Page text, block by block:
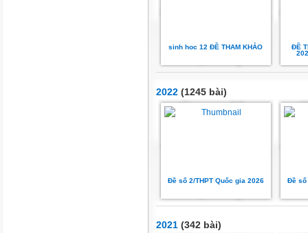
sinh hoc 12 ĐỀ THAM KHẢO
ĐỀ
2022 (1245 bài)
Đề số 2/THPT Quốc gia 2026 Đề số
2021 (342 bài)